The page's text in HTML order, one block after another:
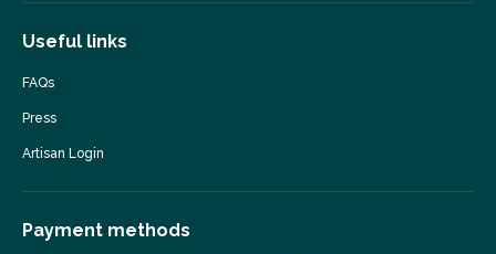
Useful links
FAQs
Press
Artisan Login
Payment methods